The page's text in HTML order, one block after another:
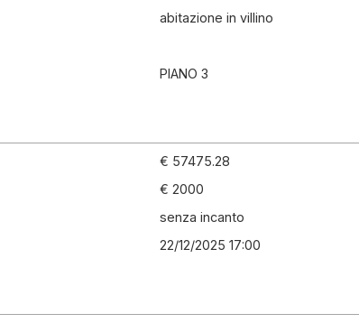
abitazione in villino
PIANO 3
€ 57475.28
€ 2000
senza incanto
22/12/2025 17:00